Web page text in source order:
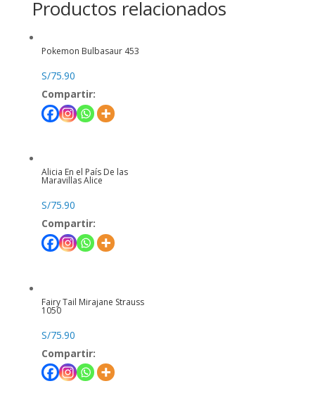
Productos relacionados
Pokemon Bulbasaur 453
S/75.90
Compartir:
Alicia En el País De las
Maravillas Alice
S/75.90
Compartir:
Fairy Tail Mirajane Strauss
1050
S/75.90
Compartir: